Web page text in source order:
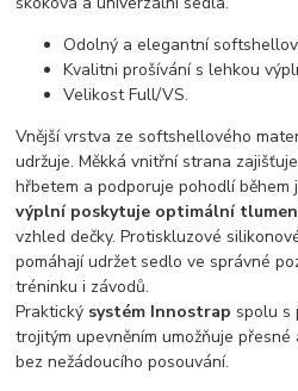
Odolný a elegantní
Kvalitni prošívání s lehkou
Velikost Full/VS.
Vnější vrstva ze softshellového
udržuje. Měkká vnitřní strana
hřbetem a podporuje pohodlí během
výplní poskytuje optimální
vzhled dečky. Protiskluzové
pomáhají udržet sedlo ve správné
tréninku i závodů.
Praktický systém Innostrap spolu s
trojitým upevněním umožňuje
bez nežádoucího posouvání.